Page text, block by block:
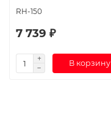
RH-150
7 739 ₽
В корзину